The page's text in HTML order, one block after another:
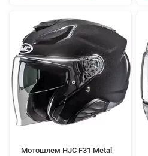
Мотошлем HJC F31 Metal